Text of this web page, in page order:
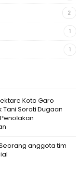
2
1
1
Kota Garo
Soroti Dugaan
anggota tim